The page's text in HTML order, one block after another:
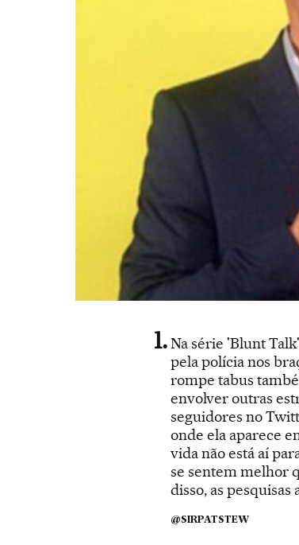
Na série 'Blunt
pela polícia nos
rompe tabus
envolver outras
seguidores no
onde ela aparece
vida não está aí
se sentem melhor
disso, as
@SIRPATSTEW